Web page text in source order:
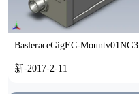
BasleraceGigEC-Mountv01NG3
新-2017-2-11